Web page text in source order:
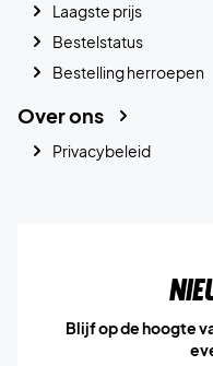
Laagste prijs
Bestelstatus
Bestelling herroepen
Over ons
Privacybeleid
Blijf op de hoogte